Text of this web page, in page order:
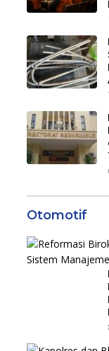
Otomotif